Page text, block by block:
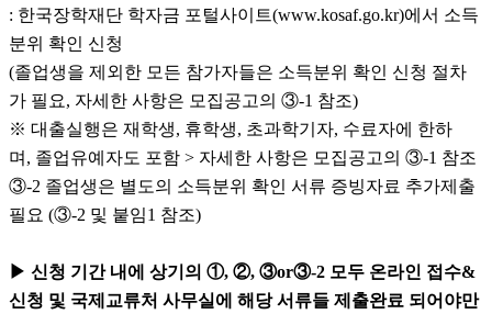
: 한국장학재단 학자금 포털사이트(www.kosaf.go.kr)에서 소득
분위 확인 신청
(졸업생을 제외한 모든 참가자들은 소득분위 확인 신청 절차
가 필요, 자세한 사항은 모집공고의 ③-1 참조)
※ 대출실행은 재학생, 휴학생, 초과학기자, 수료자에 한하
며, 졸업유예자도 포함 > 자세한 사항은 모집공고의 ③-1 참조
③-2 졸업생은 별도의 소득분위 확인 서류 증빙자료 추가제출
필요 (③-2 및 붙임1 참조)
▶ 신청 기간 내에 상기의 ①, ②, ③or③-2 모두 온라인 접수&
신청 및 국제교류처 사무실에 해당 서류들 제출완료 되어야만